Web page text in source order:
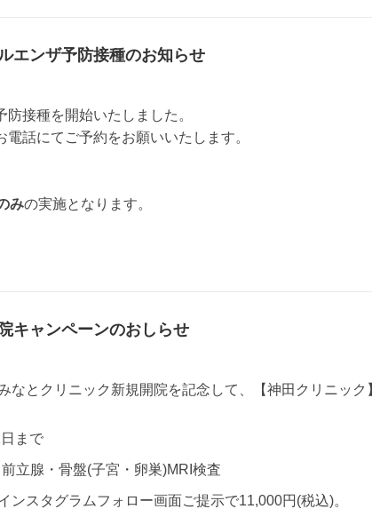
エンザ予防接種のお知らせ
接種を開始いたしました。
話にてご予約をお願いいたします。
みの実施となります。
キャンペーンのおしらせ
なとクリニック新規開院を記念して、【神田クリニック
まで
立腺・骨盤(子宮・卵巣)MRI検査
ンスタグラムフォロー画面ご提示で11,000円(税込)。